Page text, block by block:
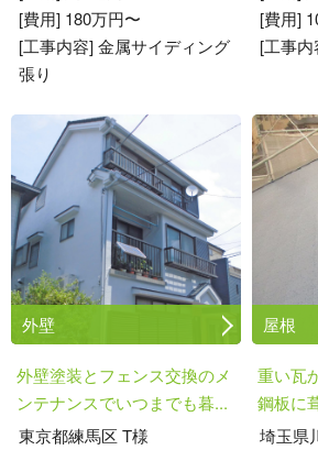
[費用] 180万円〜
[工事内容] 金属サイディング
張り
[費用]
[工事
外壁
外壁塗装とフェンス交換のメ
ンテナンスでいつまでも暮...
東京都練馬区 T様
屋根
重い瓦
鋼板に
埼玉県